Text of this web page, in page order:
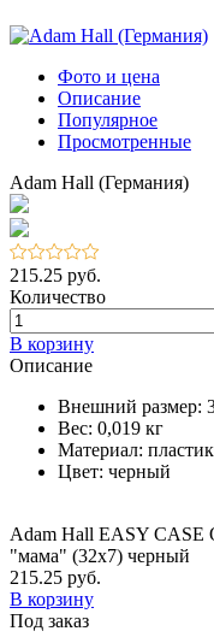
Фото и цена
Описание
Популярное
Просмотренные
Adam Hall (Германия)
215.25 руб.
Количество
В корзину
Описание
Внешний размер:
Вес: 0,019 кг
Материал: пластик
Цвет: черный
Adam Hall EASY CASE
"мама" (32х7) черный
215.25 руб.
В корзину
Под заказ